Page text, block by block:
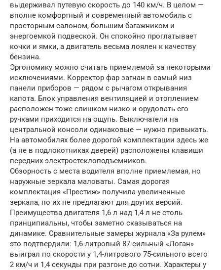
выдерживал путевую скорость до 140 км/ч. В целом —
вполне комфортный и современный автомобиль с
просторным салоном, большим багажником и
энергоемкой подвеской. Он спокойно проглатывает
кочки и ямки, а двигатель весьма лоялен к качеству
бензина.
Эргономику можно считать приемлемой за некоторыми
исключениями. Корректор фар загнан в самый низ
панели приборов — рядом с рычагом открывания
капота. Блок управления вентиляцией и отоплением
расположен тоже слишком низко и орудовать его
ручками приходится на ощупь. Выключатели на
центральной консоли одинаковые — нужно привыкать.
На автомобилях более дорогой комплектации здесь же
(а не в подлокотниках дверей) расположены клавиши
передних электростеклоподъемников.
Обзорность с места водителя вполне приемлемая, но
наружные зеркала маловаты. Самая дорогая
комплектация «Престиж» получила увеличенные
зеркала, но их не предлагают для других версий.
Преимущества двигателя 1,6 л над 1,4 л не столь
принципиальны, чтобы заметно сказываться на
динамике. Сравнительные замеры журнала «За рулем»
это подтвердили: 1,6-литровый 87-сильный «Логан»
выиграл по скорости у 1,4-литрового 75-сильного всего
2 км/ч и 1,4 секунды при разгоне до сотни. Характеры у